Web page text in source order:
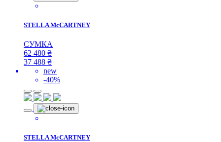
STELLA McCARTNEY
СУМКА
62 480 ₴
37 488 ₴
new
-40%
STELLA McCARTNEY